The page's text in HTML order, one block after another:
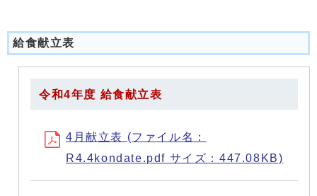
給食献立表
令和4年度 給食献立表
4月献立表 (ファイル名：
R4.4kondate.pdf サイズ：447.08KB)